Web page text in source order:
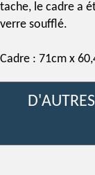
tache, le cadre a
verre soufflé.
Cadre : 71cm x